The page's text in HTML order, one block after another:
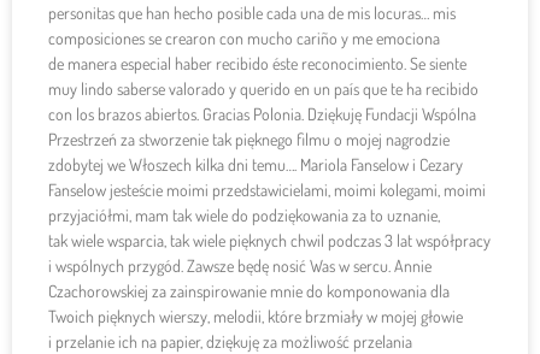
personitas que han hecho posible cada una de mis locuras… mis
composiciones se crearon con mucho cariño y me emociona
de manera especial haber recibido éste reconocimiento. Se siente
muy lindo saberse valorado y querido en un país que te ha recibido
con los brazos abiertos. Gracias Polonia. Dziękuję Fundacji Wspólna
Przestrzeń za stworzenie tak pięknego filmu o mojej nagrodzie
zdobytej we Włoszech kilka dni temu…. Mariola Fanselow i Cezary
Fanselow jesteście moimi przedstawicielami, moimi kolegami, moimi
przyjaciółmi, mam tak wiele do podziękowania za to uznanie,
tak wiele wsparcia, tak wiele pięknych chwil podczas 3 lat współpracy
i wspólnych przygód. Zawsze będę nosić Was w sercu. Annie
Czachorowskiej za zainspirowanie mnie do komponowania dla
Twoich pięknych wierszy, melodii, które brzmiały w mojej głowie
i przelanie ich na papier, dziękuję za możliwość przelania